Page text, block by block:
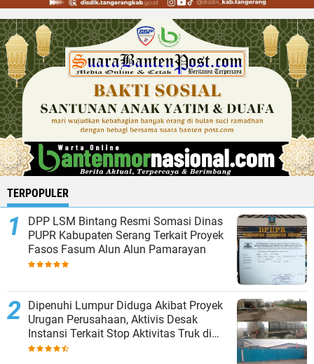
TERPOPULER
DPP LSM Bintang Resmi Somasi Dinas
PUPR Kabupaten Serang Terkait Proyek
Fasos Fasum Alun Alun Pamarayan
Dipenuhi Lumpur Diduga Akibat Proyek
Urugan Perusahaan, Aktivis Desak
Instansi Terkait Stop Aktivitas Truk di
Siang Hari